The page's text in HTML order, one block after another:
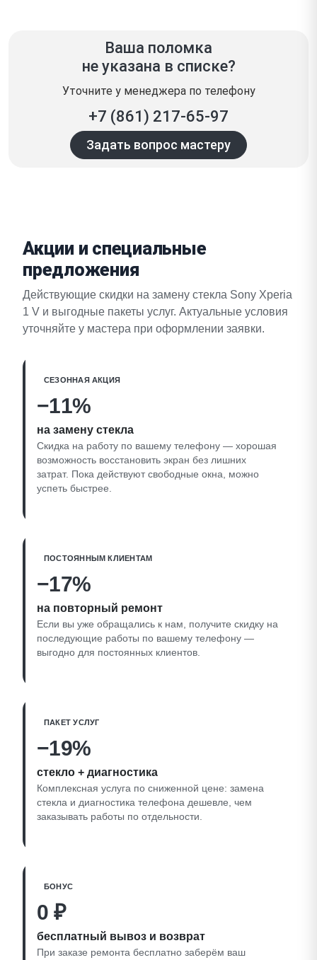
Ваша поломка
не указана в списке?
Уточните у менеджера по телефону
+7 (861) 217-65-97
Задать вопрос мастеру
Акции и специальные
предложения
Действующие скидки на замену стекла Sony Xperia
1 V и выгодные пакеты услуг. Актуальные условия
уточняйте у мастера при оформлении заявки.
СЕЗОННАЯ АКЦИЯ
−11%
на замену стекла
Скидка на работу по вашему телефону — хорошая
возможность восстановить экран без лишних
затрат. Пока действуют свободные окна, можно
успеть быстрее.
ПОСТОЯННЫМ КЛИЕНТАМ
−17%
на повторный ремонт
Если вы уже обращались к нам, получите скидку на
последующие работы по вашему телефону —
выгодно для постоянных клиентов.
ПАКЕТ УСЛУГ
−19%
стекло + диагностика
Комплексная услуга по сниженной цене: замена
стекла и диагностика телефона дешевле, чем
заказывать работы по отдельности.
БОНУС
0 ₽
бесплатный вывоз и возврат
При заказе ремонта бесплатно заберём ваш